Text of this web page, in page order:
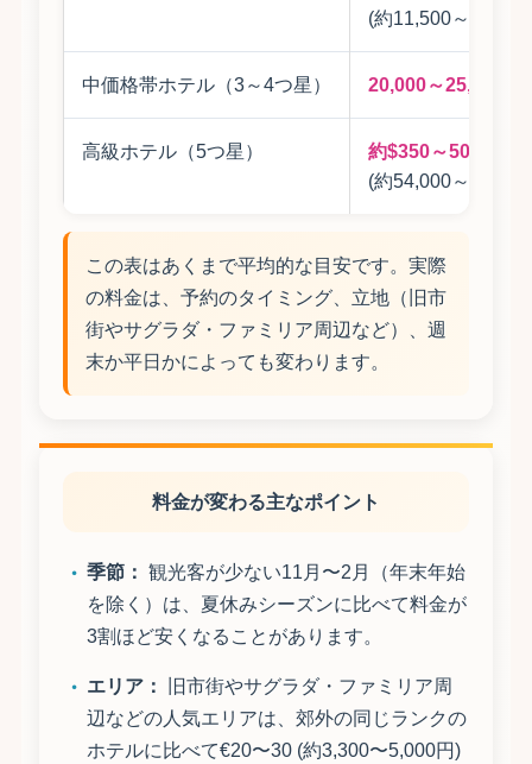
(約11,500～15,000
中価格帯ホテル（3～4つ星） 20,000～25,000円
高級ホテル（5つ星）
約$350～500
(約54,000～77,500
この表はあくまで平均的な目安です。実際
の料金は、予約のタイミング、立地（旧市
街やサグラダ・ファミリア周辺など）、週
末か平日かによっても変わります。
料金が変わる主なポイント
季節： 観光客が少ない11月〜2月（年末年始
を除く）は、夏休みシーズンに比べて料金が
3割ほど安くなることがあります。
エリア：
旧市街やサグラダ・ファミリア周
辺などの人気エリアは、郊外の同じランクの
ホテルに比べて€20〜30 (約3,300〜5,000円)